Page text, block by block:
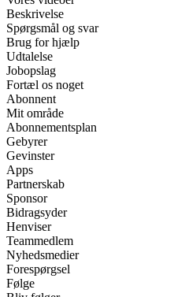
Beskrivelse
Spørgsmål og svar
Brug for hjælp
Udtalelse
Jobopslag
Fortæl os noget
Abonnent
Mit område
Abonnementsplan
Gebyrer
Gevinster
Apps
Partnerskab
Sponsor
Bidragsyder
Henviser
Teammedlem
Nyhedsmedier
Forespørgsel
Følge